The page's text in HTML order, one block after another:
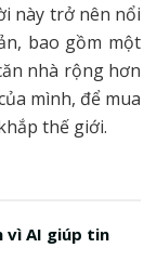
này trở nên nổi
bao gồm một
nhà rộng hơn
mình, để mua
thế giới.
vì AI giúp tin